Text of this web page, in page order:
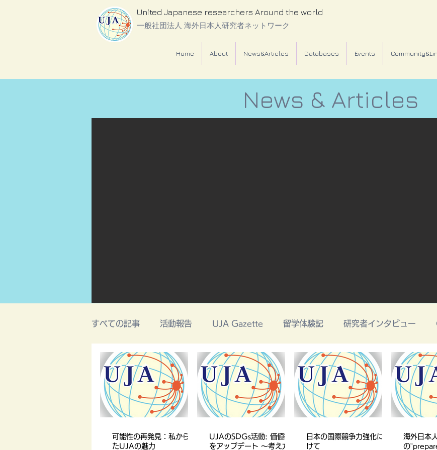
United Japanese researchers Around the world
一般社団法人 海外日本人研究者ネットワーク
Home About News&Articles Databases Events
News & Articles
すべての記事 活動報告 UJA Gazette 留学体験記 研究者インタビュー
可能性の再発見：私からみ
たUJAの魅力
UJAのSDGs活動: 価値観
をアップデート 〜考え方を
日本の国際競争力強化に向
けて
海外日本
の